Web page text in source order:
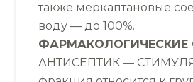
также меркаптановые
воду — до 100%.
ФАРМАКОЛОГИЧЕСКИЕ
АНТИСЕПТИК —